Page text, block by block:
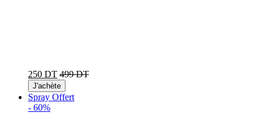
250 DT 499 DT
J'achète
Spray Offert
- 60%